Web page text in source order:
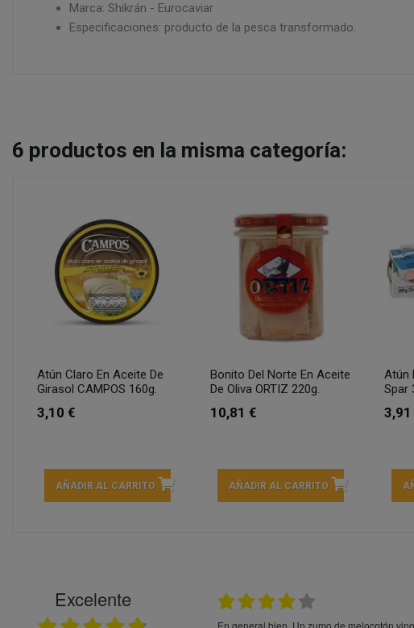
Marca: Shikrán - Eurocaviar
Especificaciones: producto de la pesca transformado.
6 productos en la misma categoría:
Atún Claro En Aceite De
Girasol CAMPOS 160g.
3,10 €
AÑADIR AL CARRITO
Bonito Del Norte En Aceite
De Oliva ORTIZ 220g.
10,81 €
AÑADIR AL CARRITO
Atún
Spar
3,91
Excelente